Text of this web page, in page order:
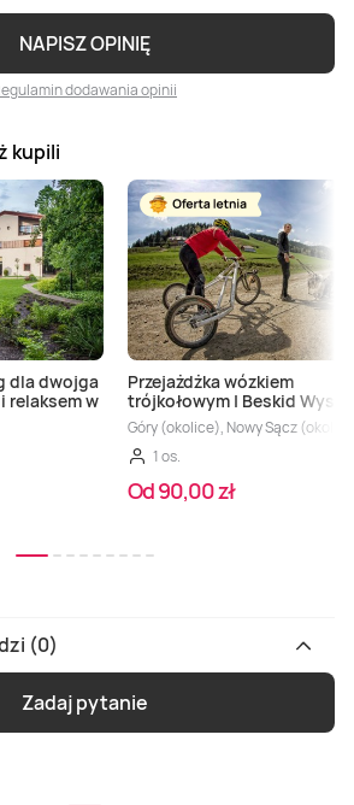
NAPISZ OPINIĘ
dodawania opinii
kupili
dla dwojga
relaksem w
Przejażdżka wózkiem
trójkołowym | Beskid
Góry (okolice), Nowy Sącz
1 os.
Od 90,00 zł
(0)
Zadaj pytanie